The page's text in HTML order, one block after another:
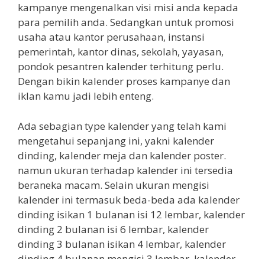
kampanye mengenalkan visi misi anda kepada
para pemilih anda. Sedangkan untuk promosi
usaha atau kantor perusahaan, instansi
pemerintah, kantor dinas, sekolah, yayasan,
pondok pesantren kalender terhitung perlu.
Dengan bikin kalender proses kampanye dan
iklan kamu jadi lebih enteng.
Ada sebagian type kalender yang telah kami
mengetahui sepanjang ini, yakni kalender
dinding, kalender meja dan kalender poster.
namun ukuran terhadap kalender ini tersedia
beraneka macam. Selain ukuran mengisi
kalender ini termasuk beda-beda ada kalender
dinding isikan 1 bulanan isi 12 lembar, kalender
dinding 2 bulanan isi 6 lembar, kalender
dinding 3 bulanan isikan 4 lembar, kalender